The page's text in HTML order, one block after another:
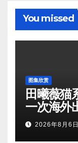
You missed
图集欣赏
田曦薇猫
一次海外
2026年8月6日